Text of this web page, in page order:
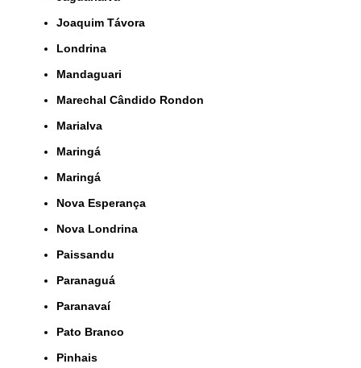
Joaquim Távora
Londrina
Mandaguari
Marechal Cândido Rondon
Marialva
Maringá
Maringá
Nova Esperança
Nova Londrina
Paissandu
Paranaguá
Paranavaí
Pato Branco
Pinhais